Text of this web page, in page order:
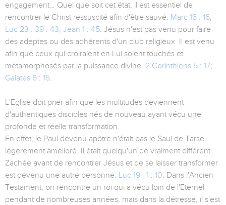
engagement… Quel que soit cet état, il est essentiel de
rencontrer le Christ ressuscité afin d'être sauvé. Marc 16 : 16;
Luc 23 : 39 : 43; Jean 1 : 45. Jésus n'est pas venu pour faire
des adeptes ou des adhérents d'un club religieux. Il est venu
afin que ceux qui croiraient en Lui soient touchés et
métamorphosés par la puissance divine. 2 Corinthiens 5 : 17;
Galates 6 : 15.
L'Eglise doit prier afin que les multitudes deviennent
d'authentiques disciples nés de nouveau ayant vécu une
profonde et réelle transformation.
En effet, le Paul devenu apôtre n'était pas le Saul de Tarse
légèrement amélioré. Il était quelqu'un de vraiment différent.
Zachée avant de rencontrer Jésus et de se laisser transformer
est devenu une autre personne. Luc 19 : 1 : 10. Dans l'Ancien
Testament, on rencontre un roi qui a vécu loin de l'Eternel
pendant de nombreuses années, mais dans la détresse, il s'est